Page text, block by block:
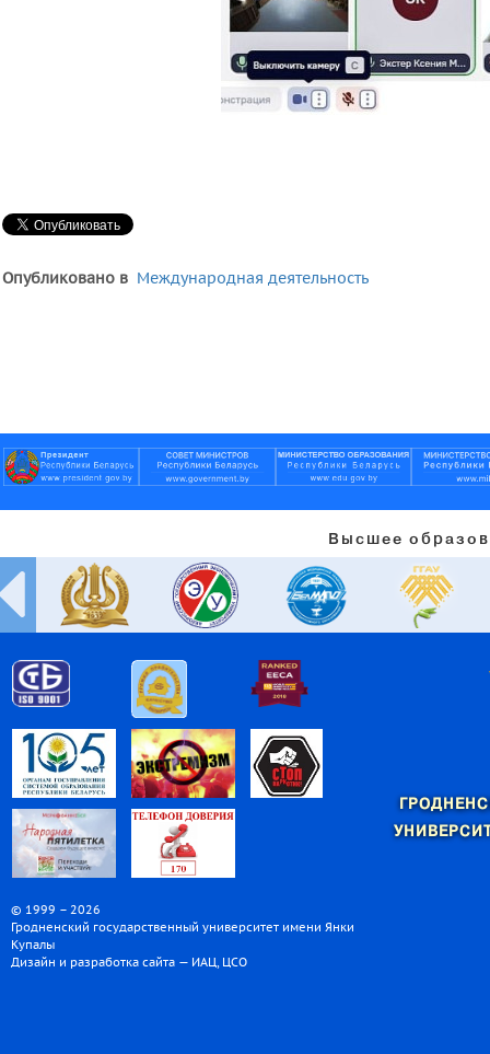
Опубликовано в Международная деятельность
Высшее
© 1999 – 2026
Гродненский государственный университет имени Янки
Купалы
Дизайн и разработка сайта — ИАЦ, ЦСО